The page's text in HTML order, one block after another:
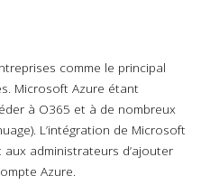
comme le principal
Microsoft Azure étant
à O365 et à de nombreux
L’intégration de Microsoft
aux administrateurs d’ajouter
Azure.